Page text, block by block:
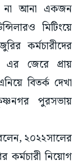
না আনা একজন
মিটিংয়ে
কর্মচারীদের
এর জেরে প্রায়
বিতর্ক দেখা
পুরসভায়
বলেন, ২০২২সালের
কর্মচারী নিয়োগ